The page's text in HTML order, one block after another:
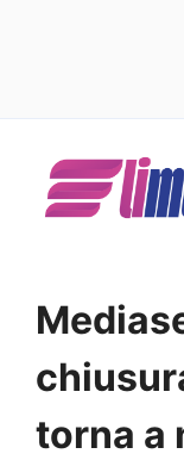
contenuto
torna a